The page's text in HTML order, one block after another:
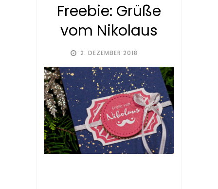
2. DEZEMBER 2018
Freebie: Grüße
vom Nikolaus